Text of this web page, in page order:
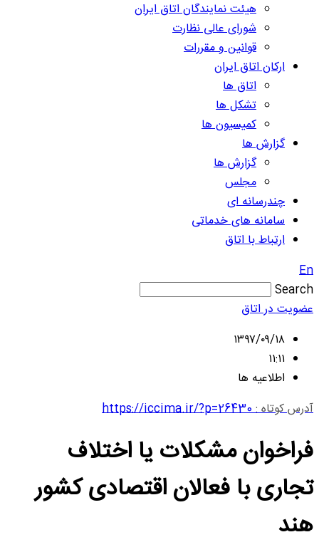
هیئت نمایندگان اتاق ایران
شورای عالی نظارت
قوانین و مقررات
ارکان اتاق ایران
اتاق ها
تشکل ها
کمیسیون ها
گزارش ها
گزارش ها
مجلس
چندرسانه ای
سامانه های خدماتی
ارتباط با اتاق
En
Search
عضویت در اتاق
۱۳۹۷/۰۹/۱۸
۱۱:۱۱
اطلاعیه ها
آدرس کوتاه :https://iccima.ir/?p=26430
فراخوان مشکلات یا اختلاف
تجاری با فعالان اقتصادی کشور
هند